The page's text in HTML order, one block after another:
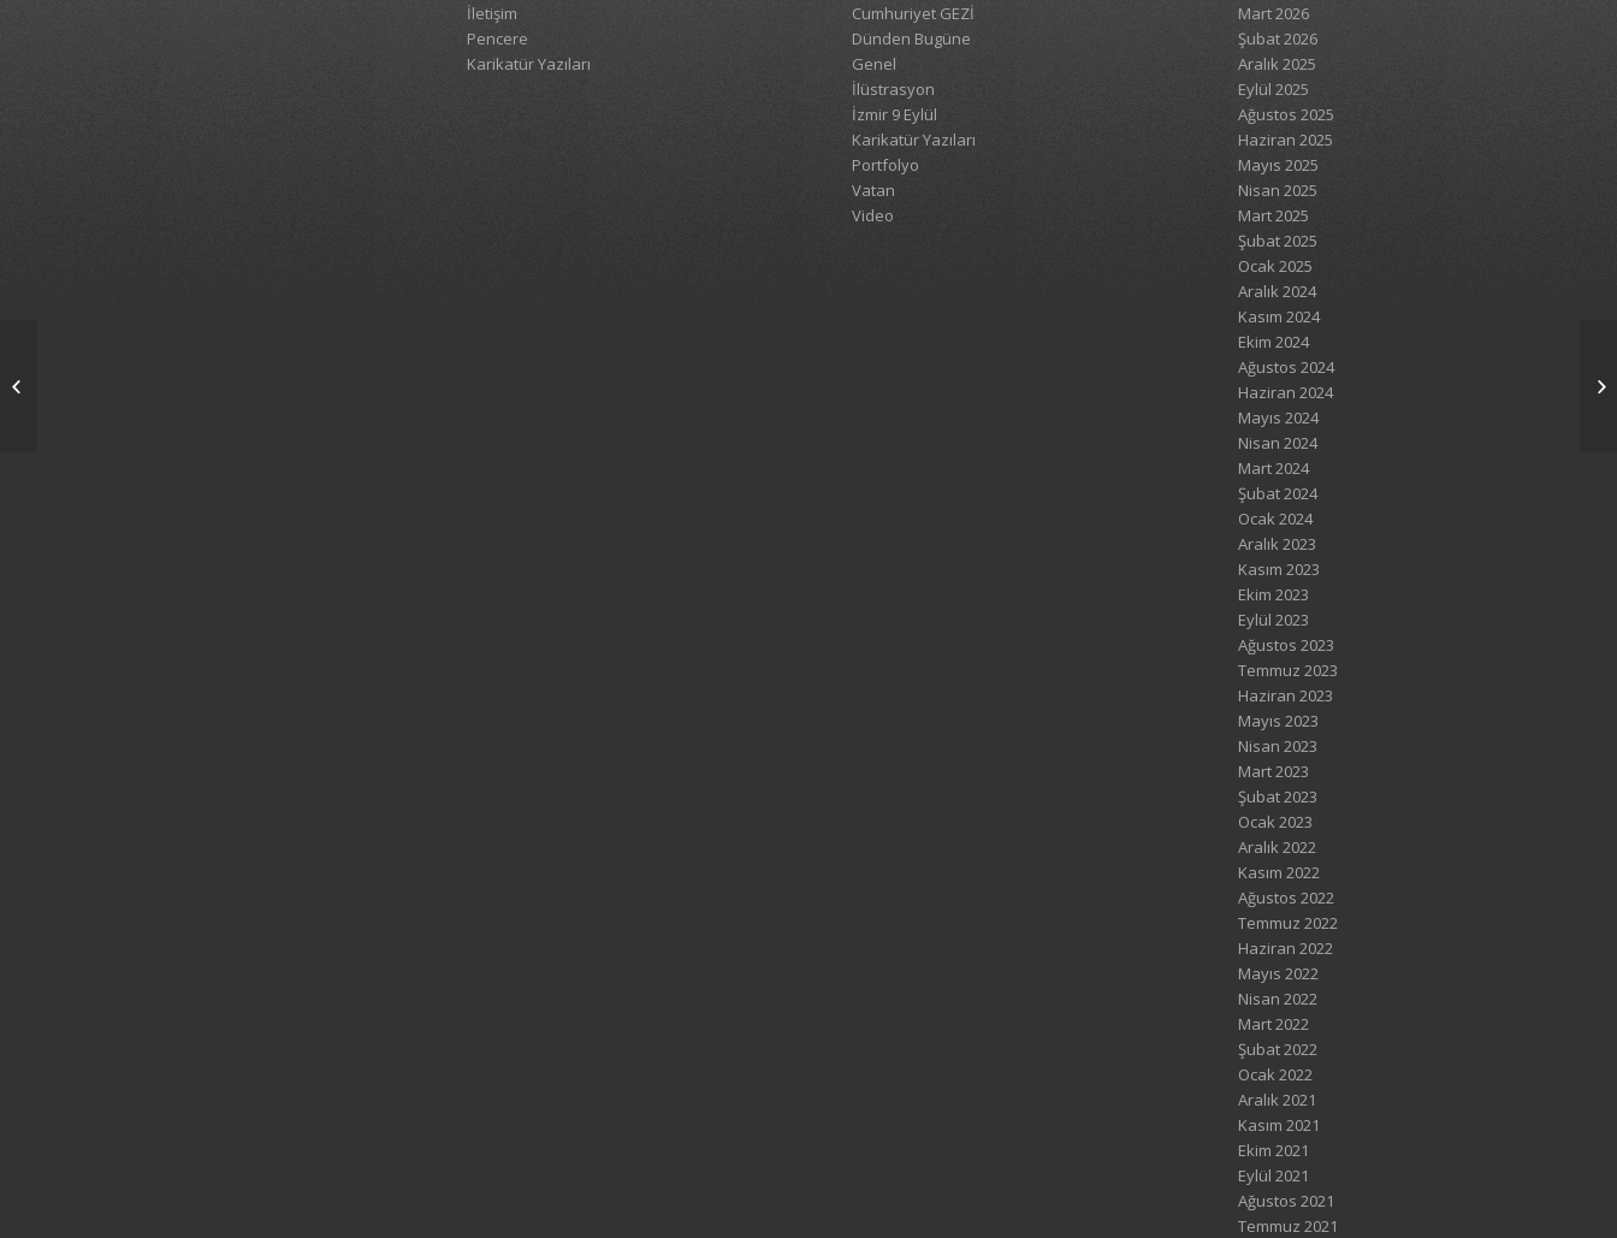
İletişim
Pencere
Karikatür Yazıları
Cumhuriyet GEZİ
Dünden Bugüne
Genel
İlüstrasyon
İzmir 9 Eylül
Karikatür Yazıları
Portfolyo
Vatan
Video
Mart 2026
Şubat 2026
Aralık 2025
Eylül 2025
Ağustos 2025
Haziran 2025
Mayıs 2025
Nisan 2025
Mart 2025
Şubat 2025
Ocak 2025
Aralık 2024
Kasım 2024
Ekim 2024
Ağustos 2024
Haziran 2024
Mayıs 2024
Nisan 2024
Mart 2024
Şubat 2024
Ocak 2024
Aralık 2023
Kasım 2023
Ekim 2023
Eylül 2023
Ağustos 2023
Temmuz 2023
Haziran 2023
Mayıs 2023
Nisan 2023
Mart 2023
Şubat 2023
Ocak 2023
Aralık 2022
Kasım 2022
Ağustos 2022
Temmuz 2022
Haziran 2022
Mayıs 2022
Nisan 2022
Mart 2022
Şubat 2022
Ocak 2022
Aralık 2021
Kasım 2021
Ekim 2021
Eylül 2021
Ağustos 2021
Temmuz 2021